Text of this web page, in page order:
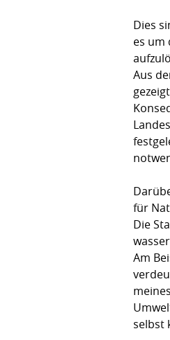
Dies
es um
Aus
für
Die
Am
selbst